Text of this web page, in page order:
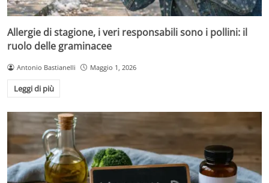
Allergie di stagione, i veri responsabili sono i pollini: il
ruolo delle graminacee
Antonio Bastianelli Maggio 1, 2026
Leggi di più